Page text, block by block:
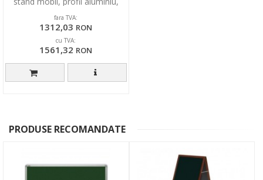
Optima
fara TVA:
1312,03 RON
cu TVA:
1561,32 RON
PRODUSE RECOMANDATE